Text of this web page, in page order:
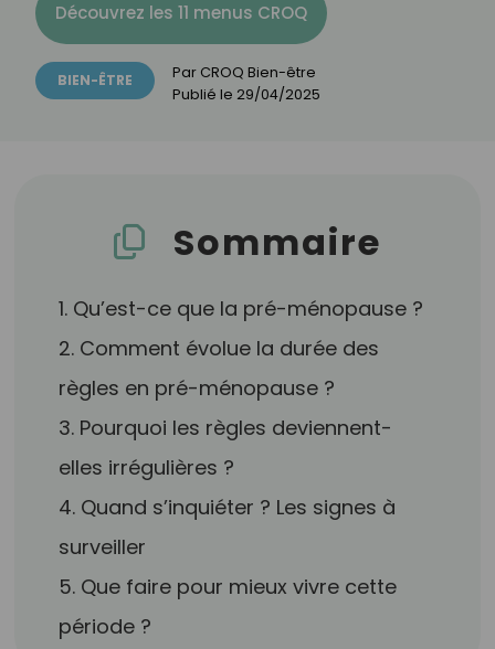
Découvrez les 11 menus CROQ
BIEN-ÊTRE Par CROQ Bien-être
Publié le 29/04/2025
Sommaire
1. Qu’est-ce que la pré-ménopause ?
2. Comment évolue la durée des
règles en pré-ménopause ?
3. Pourquoi les règles deviennent-
elles irrégulières ?
4. Quand s’inquiéter ? Les signes à
surveiller
5. Que faire pour mieux vivre cette
période ?